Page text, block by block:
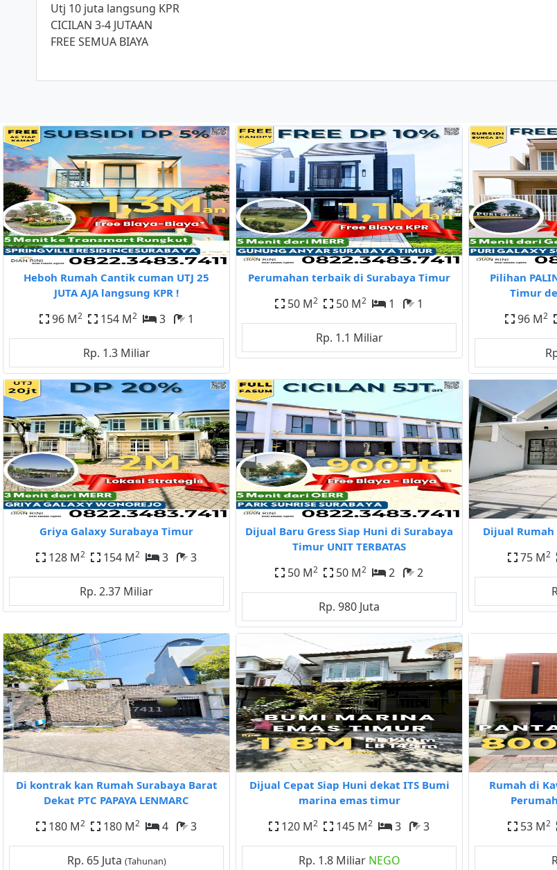
Utj 10 juta langsung KPR
CICILAN 3-4 JUTAAN
FREE SEMUA BIAYA
Heboh Rumah Cantik cuman UTJ 25
JUTA AJA langsung KPR !
96 M2 154 M2 3 1
Rp. 1.3 Miliar
Perumahan terbaik di Surabaya Timur
50 M2 50 M2 1 1
Rp. 1.1 Miliar
Pilihan
Timur
96 M2
Griya Galaxy Surabaya Timur
128 M2 154 M2 3 3
Rp. 2.37 Miliar
Dijual Baru Gress Siap Huni di Surabaya
Timur UNIT TERBATAS
50 M2 50 M2 2 2
Rp. 980 Juta
Dijual
75 M2
Di kontrak kan Rumah Surabaya Barat
Dekat PTC PAPAYA LENMARC
180 M2 180 M2 4 3
Rp. 65 Juta (Tahunan)
Dijual Cepat Siap Huni dekat ITS Bumi
marina emas timur
120 M2 145 M2 3 3
Rp. 1.8 Miliar NEGO
Rumah di
53 M2